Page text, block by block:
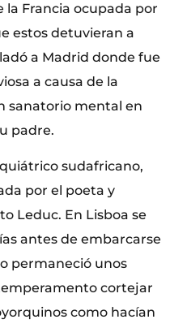
la Francia ocupada por
estos detuvieran a
a Madrid donde fue
a causa de la
sanatorio mental en
padre.
sudafricano,
por el poeta y
Leduc. En Lisboa se
antes de embarcarse
permaneció unos
cortejar
como hacían